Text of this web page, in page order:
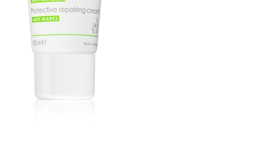
Оформление заказа
Скидки